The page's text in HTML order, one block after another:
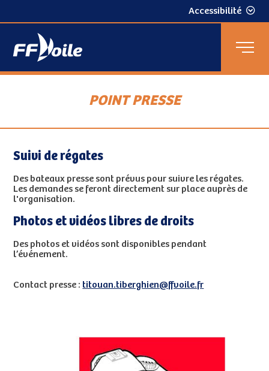
Accessibilité
POINT PRESSE
Suivi de régates
Des bateaux presse sont prévus pour suivre les régates.
Les demandes se feront directement sur place auprès de
l'organisation.
Photos et vidéos libres de droits
Des photos et vidéos sont disponibles pendant
l’événement.
Contact presse : titouan.tiberghien@ffvoile.fr